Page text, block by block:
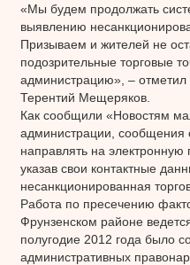
«Мы будем продолжать
выявлению
Призываем и жителей не
подозрительные торговые
администрацию», – отметил
Терентий Мещеряков.
Как сообщили «Новостям
администрации, сообщения
направлять на электронную
указав свои контактные
несанкционированная
Работа по пресечению
Фрунзенском районе
полугодие 2012 года было
административных